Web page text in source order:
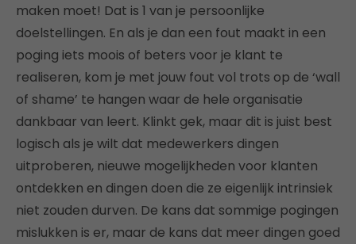
maken moet! Dat is 1 van je persoonlijke
doelstellingen. En als je dan een fout maakt in een
poging iets moois of beters voor je klant te
realiseren, kom je met jouw fout vol trots op de ‘wall
of shame’ te hangen waar de hele organisatie
dankbaar van leert. Klinkt gek, maar dit is juist best
logisch als je wilt dat medewerkers dingen
uitproberen, nieuwe mogelijkheden voor klanten
ontdekken en dingen doen die ze eigenlijk intrinsiek
niet zouden durven. De kans dat sommige pogingen
mislukken is er, maar de kans dat meer dingen goed